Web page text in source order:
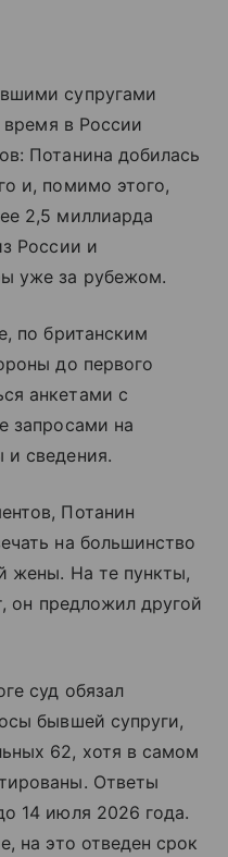
супругами
время в России
Потанина добилась
и, помимо этого,
2,5 миллиарда
России и
уже за рубежом.
по британским
до первого
анкетами с
запросами на
и сведения.
Потанин
на большинство
жены. На те пункты,
он предложил другой
суд обязал
бывшей супруги,
62, хотя в самом
Ответы
14 июля 2026 года.
на это отведен срок